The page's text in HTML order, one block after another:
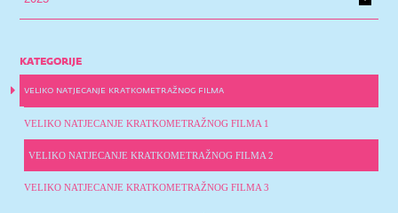
kategorije
veliko natjecanje kratkometražnog filma
VELIKO NATJECANJE KRATKOMETRAŽNOG FILMA 1
VELIKO NATJECANJE KRATKOMETRAŽNOG FILMA 2
VELIKO NATJECANJE KRATKOMETRAŽNOG FILMA 3